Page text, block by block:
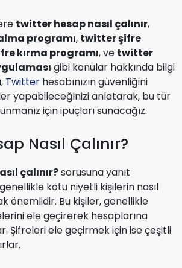
twitter hesap nasıl çalınır,
programı, twitter şifre
kırma programı, ve twitter
gibi konular hakkında bilgi
Twitter hesabınızın güvenliğini
yapabileceğinizi anlatarak, bu tür
için ipuçları sunacağız.
Nasıl Çalınır?
çalınır?sorusuna yanıt
kötü niyetli kişilerin nasıl
önemlidir. Bu kişiler, genellikle
ele geçirerek hesaplarına
Şifreleri ele geçirmek için ise çeşitli